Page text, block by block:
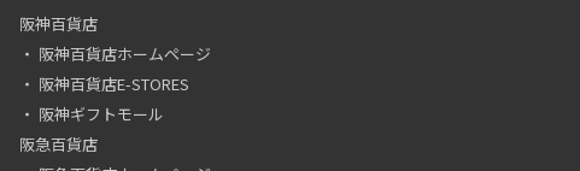
阪神百貨店
阪神百貨店ホームページ
阪神百貨店E-STORES
阪神ギフトモール
阪急百貨店